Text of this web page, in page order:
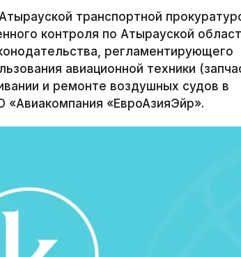
транспортной
контроля по Атырауской
регламентирующего
авиационной техники
и ремонте воздушных судов в
«Авиакомпания «ЕвроАзияЭйр».